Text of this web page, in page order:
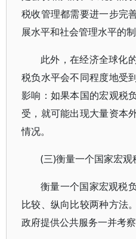
税收管理都需要进一步完
展水平和社会管理水平的制
此外，在经济全球化
税负水平会不同程度地受
影响：如果本国的宏观税
受，就可能出现大量资本
情况。
(三)衡量一个国家宏
衡量一个国家宏观税
比较、纵向比较两种方法
政府提供公共服务一并考察